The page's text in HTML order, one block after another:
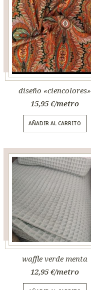
diseño «ciencolores»
15,95€
AÑADIR AL CARRITO
waffle verde menta
12,95€